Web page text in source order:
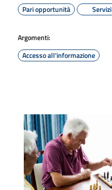
Pari opportunità
Servizi
Argomenti:
Accesso all'informazione